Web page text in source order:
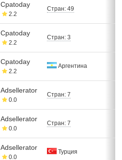
Cpatoday
2.2
Стран: 49
Cpatoday
2.2
Стран: 3
Cpatoday
2.2
Аргентина
Adsellerator
0.0
Стран: 7
Adsellerator
0.0
Стран: 7
Adsellerator
0.0
Турция